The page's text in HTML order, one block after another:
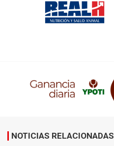
NOTICIAS RELACIONADAS